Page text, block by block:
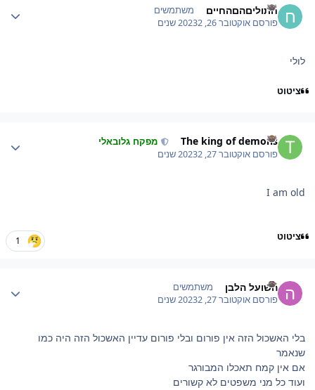
חתוליםהםהחיים משתמשים
פורסםאוקטובר 26, 2023 2 שנים
לולי
ציטוט
The king of demons מפקח גלובאלי
פורסםאוקטובר 27, 2023 2 שנים
I am old
ציטוט 1
השועל הלבן משתמשים
פורסםאוקטובר 27, 2023 2 שנים
בלי האשכול הזה אין פורום ובלי פורום עדיין האשכול הזה היה כמו
שנאמר
אם אין קמח תאכלו המבורגר
ועוד כל מני משפטים לא קשורים